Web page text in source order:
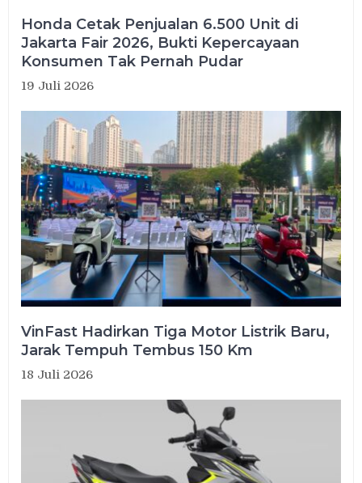
Honda Cetak Penjualan 6.500 Unit di
Jakarta Fair 2026, Bukti Kepercayaan
Konsumen Tak Pernah Pudar
19 Juli 2026
VinFast Hadirkan Tiga Motor Listrik Baru,
Jarak Tempuh Tembus 150 Km
18 Juli 2026